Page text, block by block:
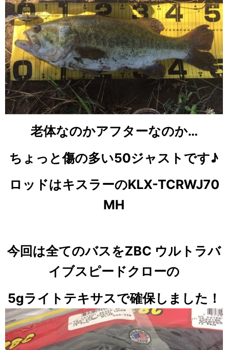
老体なのかアフターなのか…
ちょっと傷の多い50ジャストです♪
ロッドはキスラーのKLX-TCRWJ70
MH
今回は全てのバスをZBC ウルトラバ
イブスピードクローの
5gライトテキサスで確保しました！